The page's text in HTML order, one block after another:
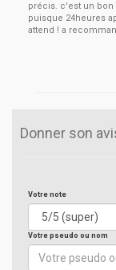
précis. c'est un bon
puisque 24heures
attend ! a
Donner son
Votre note
Votre pseudo ou nom